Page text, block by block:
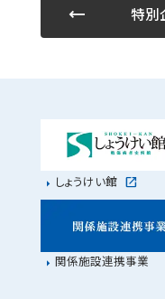
特別
しょうけい館
関係施設連携事業